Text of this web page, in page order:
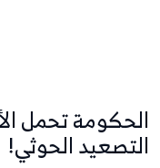
الحكومة تحمل
التصعيد الحوثي!